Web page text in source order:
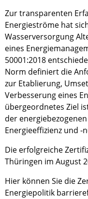
Zur transparenten
Energieströme hat
Wasserversorgung
eines
50001:2018
Norm definiert die
zur Etablierung,
Verbesserung eines
übergeordnetes Ziel
der
Energieeffizienz und -
Die erfolgreiche
Thüringen im August
Hier können Sie die
Energiepolitik